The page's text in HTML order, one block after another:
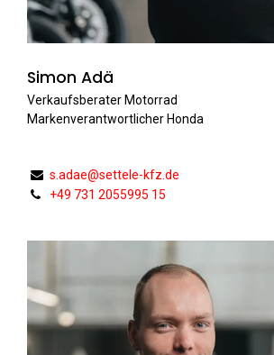
Simon Adä
Verkaufsberater Motorrad
Markenverantwortlicher Honda
s.adae@settele-kfz.de
+49 731 2055995 15